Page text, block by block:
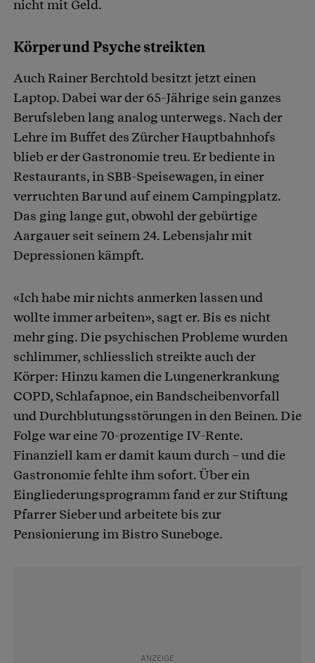
nicht mit Geld.
Körper und Psyche streikten
Auch Rainer Berchtold besitzt jetzt einen
Laptop. Dabei war der 65-Jährige sein ganzes
Berufsleben lang analog unterwegs. Nach der
Lehre im Buffet des Zürcher Hauptbahnhofs
blieb er der Gastronomie treu. Er bediente in
Restaurants, in SBB-Speisewagen, in einer
verruchten Bar und auf einem Campingplatz.
Das ging lange gut, obwohl der gebürtige
Aargauer seit seinem 24. Lebensjahr mit
Depressionen kämpft.
«Ich habe mir nichts anmerken lassen und
wollte immer arbeiten», sagt er. Bis es nicht
mehr ging. Die psychischen Probleme wurden
schlimmer, schliesslich streikte auch der
Körper: Hinzu kamen die Lungenerkrankung
COPD, Schlafapnoe, ein Bandscheibenvorfall
und Durchblutungsstörungen in den Beinen. Die
Folge war eine 70-prozentige IV-Rente.
Finanziell kam er damit kaum durch – und die
Gastronomie fehlte ihm sofort. Über ein
Eingliederungsprogramm fand er zur Stiftung
Pfarrer Sieber und arbeitete bis zur
Pensionierung im Bistro Suneboge.